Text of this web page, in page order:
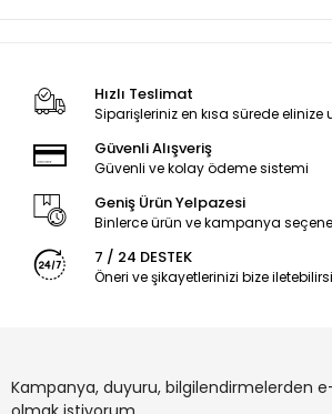
Hızlı Teslimat
Siparişleriniz en kısa sürede elinize
Güvenli Alışveriş
Güvenli ve kolay ödeme sistemi
Geniş Ürün Yelpazesi
Binlerce ürün ve kampanya
7 / 24 DESTEK
Öneri ve şikayetlerinizi bize
Kampanya, duyuru, bilgilendirmelerden